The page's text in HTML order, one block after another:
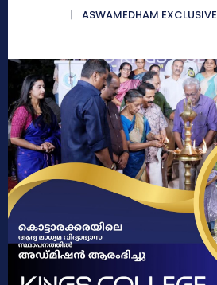
ASWAMEDHAM EXCLUSIVE